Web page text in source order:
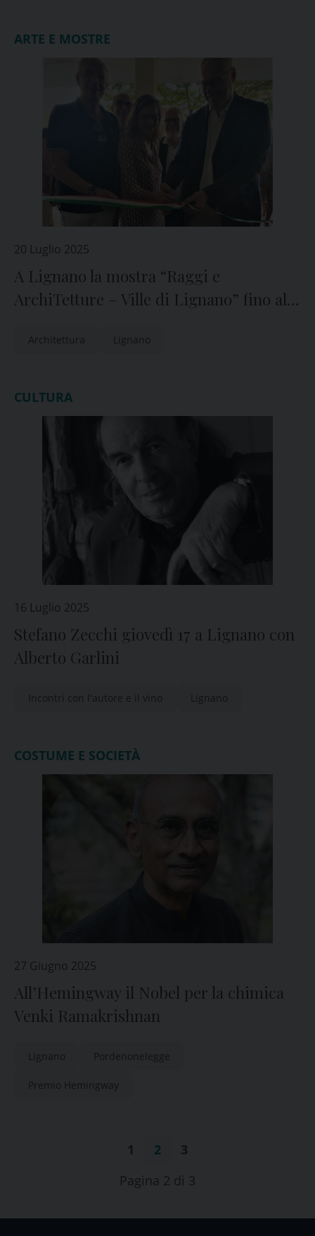
ARTE E MOSTRE
20 Luglio 2025
A Lignano la mostra “Raggi e
ArchiTetture – Ville di Lignano” fino al
Architettura Lignano
CULTURA
16 Luglio 2025
Stefano Zecchi giovedì 17 a Lignano con
Alberto Garlini
Incontri con l'autore e il vino Lignano
COSTUME E SOCIETÀ
27 Giugno 2025
All’Hemingway il Nobel per la chimica
Venki Ramakrishnan
Lignano Pordenonelegge
Premio Hemingway
1 2
3
Pagina 2 di 3